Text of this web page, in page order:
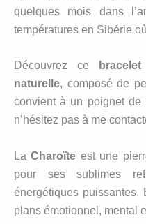
quelques mois dans
températures en Sibérie
Découvrez ce
naturelle, composé de
convient à un poignet de
n’hésitez pas à me
LaCharoïte est une
pour ses sublimes
énergétiques
plans émotionnel, mental